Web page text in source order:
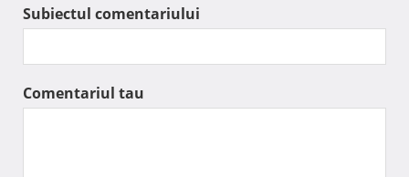
Subiectul comentariului
Comentariul tau